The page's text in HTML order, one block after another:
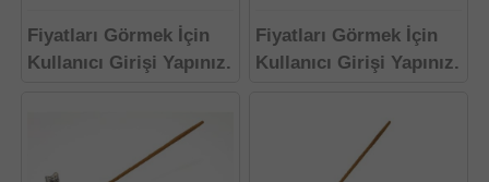
Fiyatları Görmek İçin
Kullanıcı Girişi Yapınız.
Fiyatları Görmek İçin
Kullanıcı Girişi Yapınız.